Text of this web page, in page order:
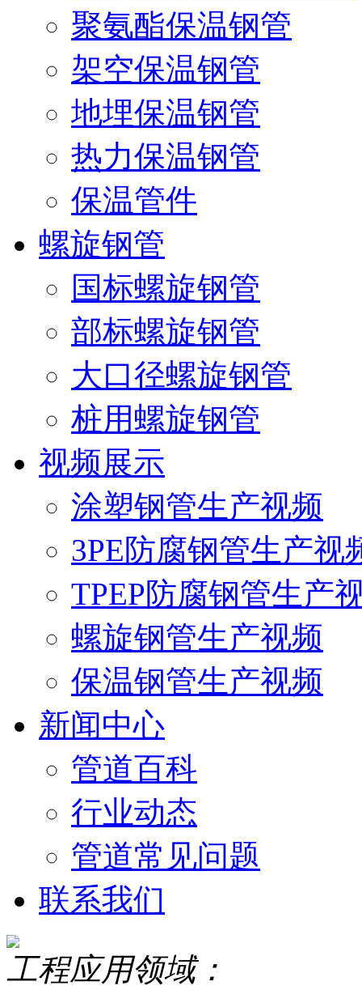
聚氨酯保温钢管
架空保温钢管
地埋保温钢管
热力保温钢管
保温管件
螺旋钢管
国标螺旋钢管
部标螺旋钢管
大口径螺旋钢管
桩用螺旋钢管
视频展示
涂塑钢管生产视频
3PE防腐钢管生产视
TPEP防腐钢管生产
螺旋钢管生产视频
保温钢管生产视频
新闻中心
管道百科
行业动态
管道常见问题
联系我们
工程应用领域：